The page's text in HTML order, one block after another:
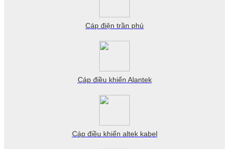
Cáp điện trần phú
Cáp điều khiển Alantek
Cáp điều khiển altek kabel